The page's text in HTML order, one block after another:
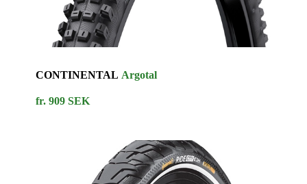
CONTINENTAL Argotal
fr. 909 SEK